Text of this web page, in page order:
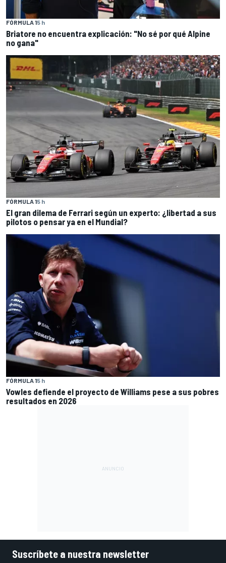
FÓRMULA 15 h
Briatore no encuentra explicación: "No sé por qué Alpine
no gana"
FÓRMULA 15 h
El gran dilema de Ferrari según un experto: ¿libertad a sus
pilotos o pensar ya en el Mundial?
FÓRMULA 15 h
Vowles defiende el proyecto de Williams pese a sus pobres
resultados en 2026
Suscríbete a nuestra newsletter